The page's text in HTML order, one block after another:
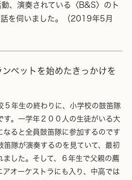
、演奏されている〈B&S〉のト
を伺いました。（2019年5月
ペットを始めたきっかけを
５年生の終わりに、小学校の鼓笛隊
す。一学年２００人の生徒がいる大
なると全員鼓笛隊に参加するのです
笛隊が演奏するのを見ていて、最初
ました。そして、６年生で父親の薦
アオーケストラにも入り、中高では